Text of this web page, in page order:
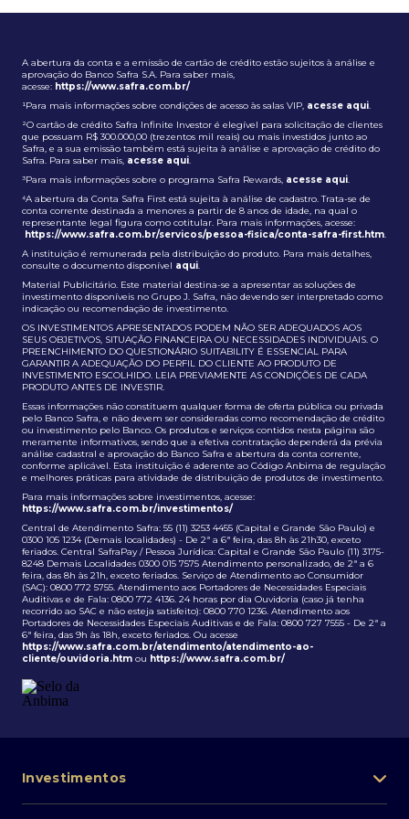
A abertura da conta e a emissão de cartão de crédito estão sujeitos à análise e
aprovação do Banco Safra S.A. Para saber mais,
acesse: https://www.safra.com.br/
¹Para mais informações sobre condições de acesso às salas VIP, acesse aqui.
²O cartão de crédito Safra Infinite Investor é elegível para solicitação de clientes
que possuam R$ 300.000,00 (trezentos mil reais) ou mais investidos junto ao
Safra, e a sua emissão também está sujeita à análise e aprovação de crédito do
Safra. Para saber mais, acesse aqui.
³Para mais informações sobre o programa Safra Rewards, acesse aqui.
⁴A abertura da Conta Safra First está sujeita à análise de cadastro. Trata-se de
conta corrente destinada a menores a partir de 8 anos de idade, na qual o
representante legal figura como cotitular. Para mais informações, acesse:
https://www.safra.com.br/servicos/pessoa-fisica/conta-safra-first.htm.
A instituição é remunerada pela distribuição do produto. Para mais detalhes,
consulte o documento disponível aqui.
Material Publicitário. Este material destina-se a apresentar as soluções de
investimento disponíveis no Grupo J. Safra, não devendo ser interpretado como
indicação ou recomendação de investimento.
OS INVESTIMENTOS APRESENTADOS PODEM NÃO SER ADEQUADOS AOS
SEUS OBJETIVOS, SITUAÇÃO FINANCEIRA OU NECESSIDADES INDIVIDUAIS. O
PREENCHIMENTO DO QUESTIONÁRIO SUITABILITY É ESSENCIAL PARA
GARANTIR A ADEQUAÇÃO DO PERFIL DO CLIENTE AO PRODUTO DE
INVESTIMENTO ESCOLHIDO. LEIA PREVIAMENTE AS CONDIÇÕES DE CADA
PRODUTO ANTES DE INVESTIR.
Essas informações não constituem qualquer forma de oferta pública ou privada
pelo Banco Safra, e não devem ser consideradas como recomendação de crédito
ou investimento pelo Banco. Os produtos e serviços contidos nesta página são
meramente informativos, sendo que a efetiva contratação dependerá da prévia
análise cadastral e aprovação do Banco Safra e abertura da conta corrente,
conforme aplicável. Esta instituição é aderente ao Código Anbima de regulação
e melhores práticas para atividade de distribuição de produtos de investimento.
Para mais informações sobre investimentos, acesse:
https://www.safra.com.br/investimentos/
Central de Atendimento Safra: 55 (11) 3253 4455 (Capital e Grande São Paulo) e
0300 105 1234 (Demais localidades) - De 2ª a 6ª feira, das 8h às 21h30, exceto
feriados. Central SafraPay / Pessoa Jurídica: Capital e Grande São Paulo (11) 3175-
8248 Demais Localidades 0300 015 7575 Atendimento personalizado, de 2ª a 6
feira, das 8h às 21h, exceto feriados. Serviço de Atendimento ao Consumidor
(SAC): 0800 772 5755. Atendimento aos Portadores de Necessidades Especiais
Auditivas e de Fala: 0800 772 4136. 24 horas por dia Ouvidoria (caso já tenha
recorrido ao SAC e não esteja satisfeito): 0800 770 1236. Atendimento aos
Portadores de Necessidades Especiais Auditivas e de Fala: 0800 727 7555 - De 2ª a
6ª feira, das 9h às 18h, exceto feriados. Ou acesse
https://www.safra.com.br/atendimento/atendimento-ao-
cliente/ouvidoria.htm ou https://www.safra.com.br/
Investimentos